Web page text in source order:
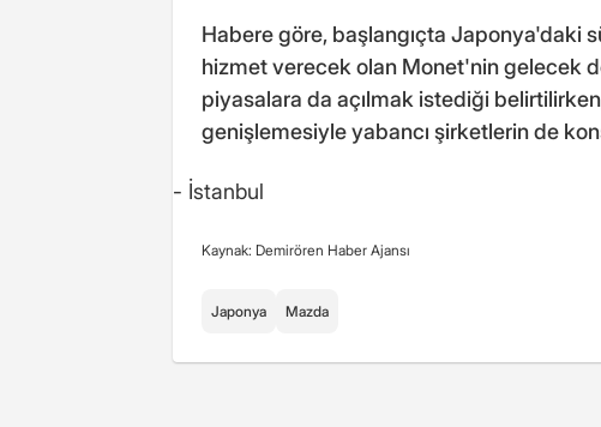
Habere göre, başlangıçta Japonya'daki
hizmet verecek olan Monet'nin gelecek
piyasalara da açılmak istediği
genişlemesiyle yabancı şirketlerin de
- İstanbul
Kaynak: Demirören Haber Ajansı
Japonya Mazda